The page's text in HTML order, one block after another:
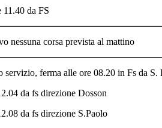
11.40 da FS
nessuna corsa prevista al mattino
servizio, ferma alle ore 08.20 in Fs da S.
da fs direzione Dosson
da fs direzione S.Paolo